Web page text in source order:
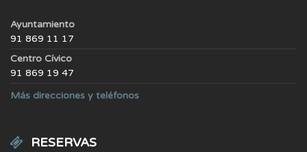
Ayuntamiento
91 869 11 17
Centro Cívico
91 869 19 47
Más direcciones y teléfonos
RESERVAS